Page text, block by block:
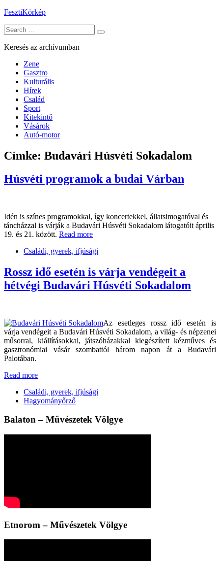
Skip
content
FesztiKörkép
Search
for:
Keresés az archívumban
Zene
Gasztro
Kulturális
Hírek
Család
Sport
Kitekintő
Vásárok
Autó-motor
Címke: Budavári Húsvéti Sokadalom
Húsvéti programok a budai Várban
Idén is színes programokkal, így koncertekkel, állatsimogatóval és
táncházzal is várják a Budavári Húsvéti Sokadalom látogatóit április
19. és 21. között. Read more
Családi, gyerek, ifjúsági
Rossz idő esetén is várja vendégeit a
hétvégi Budavári Húsvéti Sokadalom
Az esetleges rossz idő esetén is
várja vendégeit a Budavári Húsvéti Sokadalom, a világ- és népzenei
műsorral, kiállításokkal, játszóházakkal kiegészített kézműves és
gasztronómiai vásár szombattól három napon át a Budavári
Palotában.
Read more
Családi, gyerek, ifjúsági
Hagyományőrző
Balaton – Művészetek Völgye
Etnorom – Művészetek Völgye